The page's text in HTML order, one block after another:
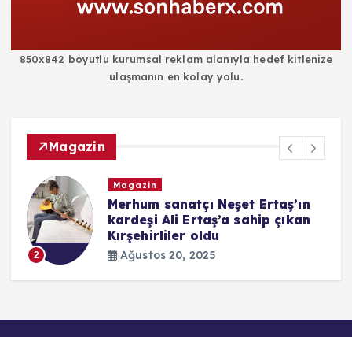
850x842 boyutlu kurumsal reklam alanıyla hedef kitlenize
ulaşmanın en kolay yolu.
Magazin
2
Magazin
Merhum sanatçı Neşet Ertaş’ın
kardeşi Ali Ertaş’a sahip çıkan
Kırşehirliler oldu
Ağustos 20, 2025